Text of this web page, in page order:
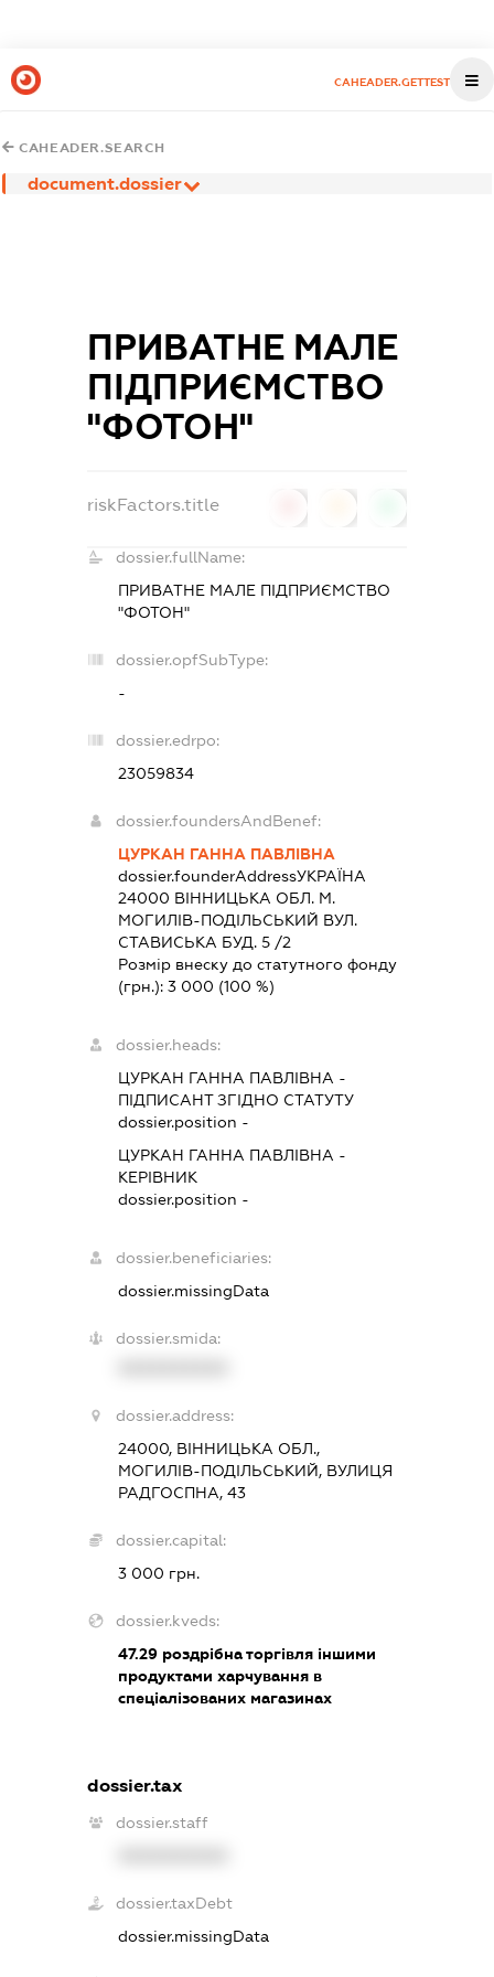
CAHEADER.GETTEST
CAHEADER.SEARCH
document.dossier
ПРИВАТНЕ МАЛЕ
ПІДПРИЄМСТВО
"ФОТОН"
riskFactors.title
dossier.fullName:
ПРИВАТНЕ МАЛЕ ПІДПРИЄМСТВО
"ФОТОН"
dossier.opfSubType:
-
dossier.edrpo:
23059834
dossier.foundersAndBenef:
ЦУРКАН ГАННА ПАВЛІВНА
dossier.founderAddressУКРАЇНА
24000 ВIННИЦЬКА ОБЛ. М.
МОГИЛІВ-ПОДІЛЬСЬКИЙ ВУЛ.
СТАВИСЬКА БУД. 5 /2
Розмір внеску до статутного фонду
(грн.):3 000 (100 %)
dossier.heads:
ЦУРКАН ГАННА ПАВЛІВНА -
ПІДПИСАНТЗГІДНО СТАТУТУ
dossier.position -
ЦУРКАН ГАННА ПАВЛІВНА -
КЕРІВНИК
dossier.position -
dossier.beneficiaries:
dossier.missingData
dossier.smida:
dossier.address:
24000, ВІННИЦЬКА ОБЛ.,
МОГИЛІВ-ПОДІЛЬСЬКИЙ, ВУЛИЦЯ
РАДГОСПНА, 43
dossier.capital:
3 000 грн.
dossier.kveds:
47.29 роздрібна торгівля іншими
продуктами харчування в
спеціалізованих магазинах
dossier.tax
dossier.staff
dossier.taxDebt
dossier.missingData